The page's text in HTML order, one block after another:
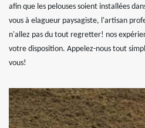
afin que les pelouses soient installées
vous à elagueur paysagiste, l'artisan
n'allez pas du tout regretter! nos
votre disposition. Appelez-nous tout
vous!